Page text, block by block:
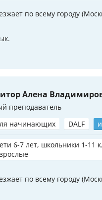
по всему городу
Алена
преподаватель
начинающих
DALF
6-7 лет, школьники 1-11
по всему городу